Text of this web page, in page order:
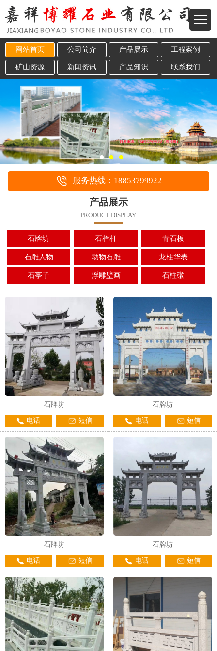
网站首页 公司简介 产品展示 工程案例
矿山资源 新闻资讯 产品知识 联系我们
1 3
服务热线：18853799922
产品展示
PRODUCT DISPLAY
石牌坊 石栏杆 青石板
石雕人物 动物石雕 龙柱华表
石亭子 浮雕壁画 石柱礅
石牌坊
电话 短信
石牌坊
电话 短信
石牌坊
电话 短信
石牌坊
电话 短信